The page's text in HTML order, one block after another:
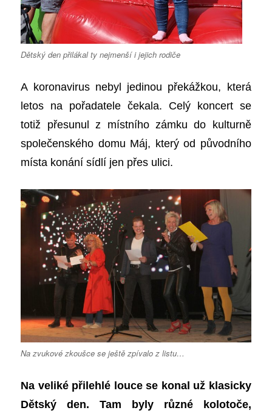
Dětský den přilákal ty nejmenší i jejich rodiče
A koronavirus nebyl jedinou překážkou, která
letos na pořadatele čekala. Celý koncert se
totiž přesunul z místního zámku do kulturně
společenského domu Máj, který od původního
místa konání sídlí jen přes ulici.
Na zvukové zkoušce se ještě zpívalo z listu…
Na veliké přilehlé louce se konal už klasicky
Dětský den. Tam byly různé kolotoče,